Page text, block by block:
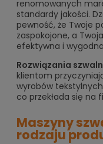
renomowanych
standardy jakości.
pewność, że Twoje
zaspokojone, a
efektywna i
Rozwiązania
klientom
wyrobów tekstylnych
co przekłada się na
Maszyny
rodzaju